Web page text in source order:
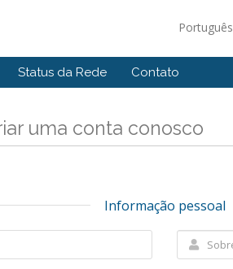
Português
Status da Rede Contato
uma conta conosco
Informação pessoal